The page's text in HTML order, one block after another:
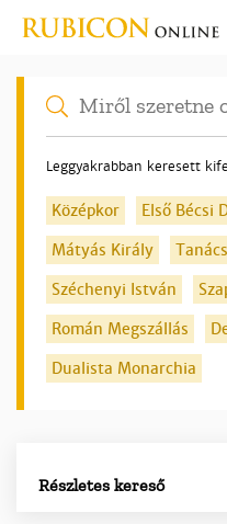
Leggyakrabban keresett
Középkor Első Bécsi
Mátyás Király
Széchenyi István
Román Megszállás
Dualista Monarchia
Részletes kereső